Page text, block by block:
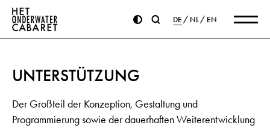
DE NL EN
UNTERSTÜTZUNG
Der Großteil der Konzeption, Gestaltung und
Programmierung sowie der dauerhaften Weiterentwicklung